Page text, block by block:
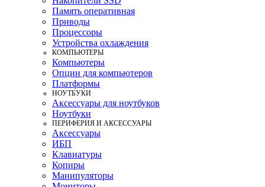
Память оперативная
Приводы
Процессоры
Устройства охлаждения
КОМПЬЮТЕРЫ
Компьютеры
Опции для компьютеров
Платформы
НОУТБУКИ
Аксессуары для ноутбуков
Ноутбуки
ПЕРИФЕРИЯ И АКСЕССУАРЫ
Аксессуары
ИБП
Клавиатуры
Копиры
Манипуляторы